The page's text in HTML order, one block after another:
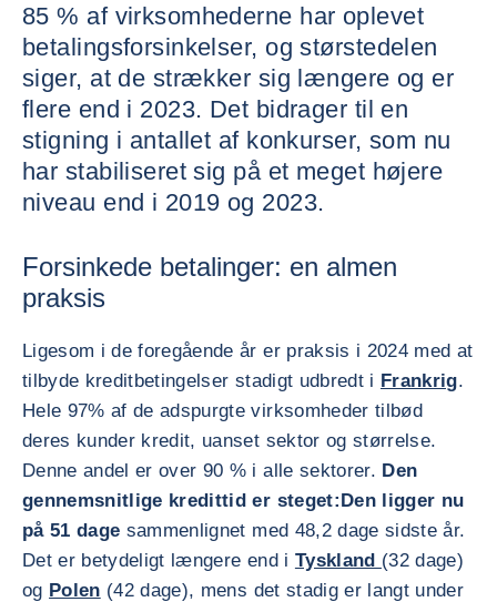
85 % af virksomhederne har oplevet
betalingsforsinkelser, og størstedelen
siger, at de strækker sig længere og er
flere end i 2023. Det bidrager til en
stigning i antallet af konkurser, som nu
har stabiliseret sig på et meget højere
niveau end i 2019 og 2023.
Forsinkede betalinger: en almen
praksis
Ligesom i de foregående år er praksis i 2024 med at
tilbyde kreditbetingelser stadigt udbredt i Frankrig.
Hele 97% af de adspurgte virksomheder tilbød
deres kunder kredit, uanset sektor og størrelse.
Denne andel er over 90 % i alle sektorer. Den
gennemsnitlige kredittid er steget:Den ligger nu
på 51 dage sammenlignet med 48,2 dage sidste år.
Det er betydeligt længere end i Tyskland (32 dage)
og Polen (42 dage), mens det stadig er langt under